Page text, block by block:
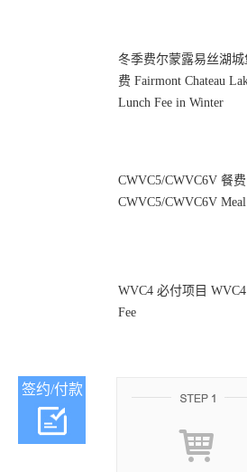
冬季费尔蒙露易丝湖
费 Fairmont Chateau
Lunch Fee in Winter
CWVC5/CWVC6V 餐费
CWVC5/CWVC6V Meal
WVC4 必付项目
Fee
签约/付款